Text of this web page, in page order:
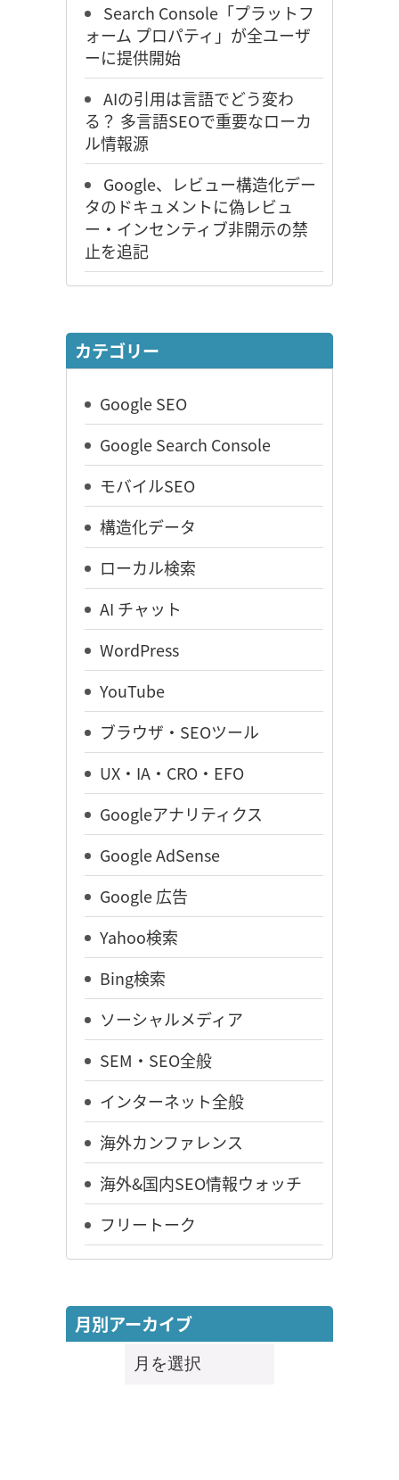
Search Console「プラットフ
ォーム プロパティ」が全ユーザ
ーに提供開始
AIの引用は言語でどう変わ
る？ 多言語SEOで重要なローカ
ル情報源
Google、レビュー構造化デー
タのドキュメントに偽レビュ
ー・インセンティブ非開示の禁
止を追記
カテゴリー
Google SEO
Google Search Console
モバイルSEO
構造化データ
ローカル検索
AI チャット
WordPress
YouTube
ブラウザ・SEOツール
UX・IA・CRO・EFO
Googleアナリティクス
Google AdSense
Google 広告
Yahoo検索
Bing検索
ソーシャルメディア
SEM・SEO全般
インターネット全般
海外カンファレンス
海外&国内SEO情報ウォッチ
フリートーク
月別アーカイブ
月
別